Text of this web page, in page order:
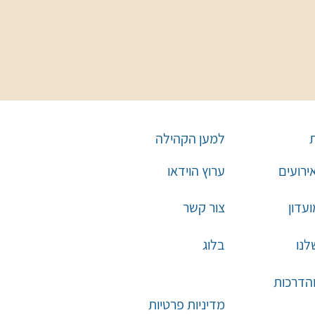
למען הקהילה
ערוץ הוידאו
צור קשר
בלוג
מדיניות פרטיות